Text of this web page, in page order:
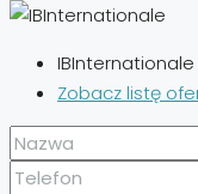
IBInternationale
Zobacz listę